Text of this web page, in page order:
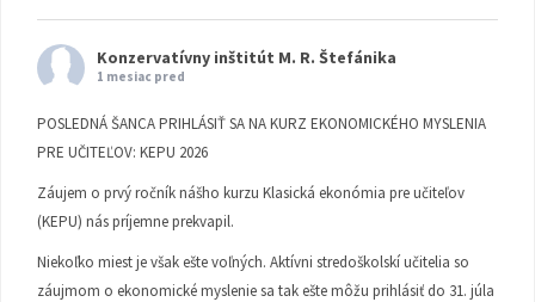
Konzervatívny inštitút M. R. Štefánika
1 mesiac pred
POSLEDNÁ ŠANCA PRIHLÁSIŤ SA NA KURZ EKONOMICKÉHO MYSLENIA
PRE UČITEĽOV: KEPU 2026
Záujem o prvý ročník nášho kurzu Klasická ekonómia pre učiteľov
(KEPU) nás príjemne prekvapil.
Niekoľko miest je však ešte voľných. Aktívni stredoškolskí učitelia so
záujmom o ekonomické myslenie sa tak ešte môžu prihlásiť do 31. júla